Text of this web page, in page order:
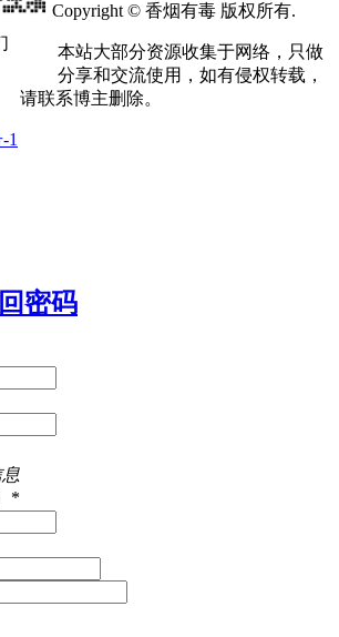
Copyright © 香烟有毒 版权所有.
本站大部分资源收集于网络，只做
分享和交流使用，如有侵权转载，
请联系博主删除。
1
密码
*